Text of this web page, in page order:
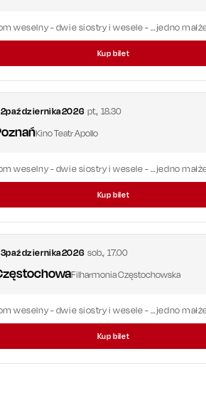
weselny - dwie siostry i wesele - …jedno
Kup bilet
października2026 pt.,18.30
Kino Teatr Apollo
weselny - dwie siostry i wesele - …jedno
Kup bilet
października2026 sob.,17.00
Filharmonia Częstochowska
weselny - dwie siostry i wesele - …jedno
Kup bilet